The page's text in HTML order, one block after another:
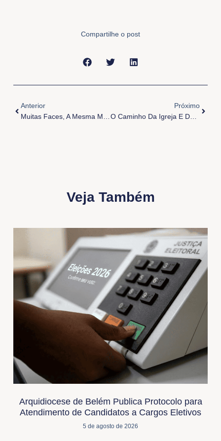
Compartilhe o post
Anterior
Próximo
O Caminho Da Igreja E Dos Cristãos
Veja Também
Arquidiocese de Belém Publica Protocolo para
Atendimento de Candidatos a Cargos Eletivos
5 de agosto de 2026